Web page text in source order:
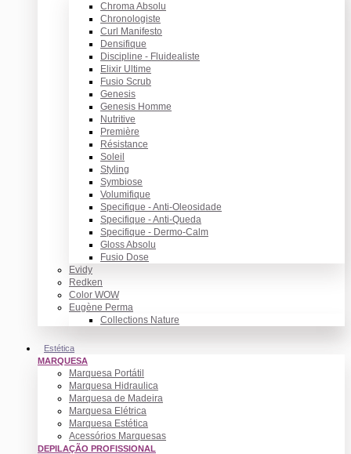
Chroma Absolu
Chronologiste
Curl Manifesto
Densifique
Discipline - Fluidealiste
Elixir Ultime
Fusio Scrub
Genesis
Genesis Homme
Nutritive
Première
Résistance
Soleil
Styling
Symbiose
Volumifique
Specifique - Anti-Oleosidade
Specifique - Anti-Queda
Specifique - Dermo-Calm
Gloss Absolu
Fusio Dose
Evidy
Redken
Color WOW
Eugène Perma
Collections Nature
Estética
MARQUESA
Marquesa Portátil
Marquesa Hidraulica
Marquesa de Madeira
Marquesa Elétrica
Marquesa Estética
Acessórios Marquesas
DEPILAÇÃO PROFISSIONAL